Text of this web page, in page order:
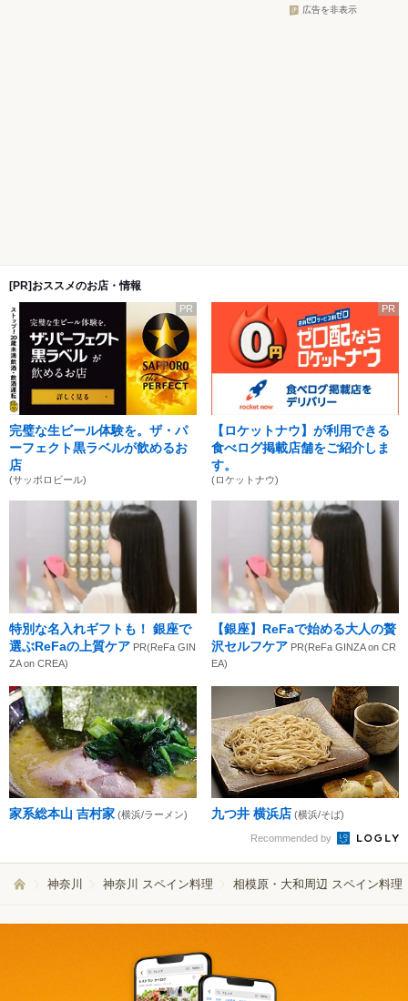
広告を非表示
[PR]おススメのお店・情報
PR
完璧な生ビール体験を。ザ・パ
ーフェクト黒ラベルが飲めるお
店
(サッポロビール)
PR
【ロケットナウ】が利用できる
食べログ掲載店舗をご紹介しま
す。
(ロケットナウ)
特別な名入れギフトも！ 銀座で
選ぶReFaの上質ケア PR(ReFa GIN
ZA on CREA)
【銀座】ReFaで始める大人の贅
沢セルフケア PR(ReFa GINZA on CR
EA)
家系総本山 吉村家 (横浜/ラーメン) 九つ井 横浜店 (横浜/そば)
Recommended by
神奈川 神奈川 スペイン料理 相模原・大和周辺 スペイン料理